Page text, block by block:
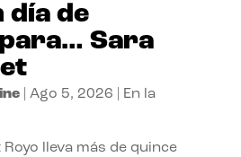
día de
Sara
| Ago 5, 2026
En la
lleva más de quince